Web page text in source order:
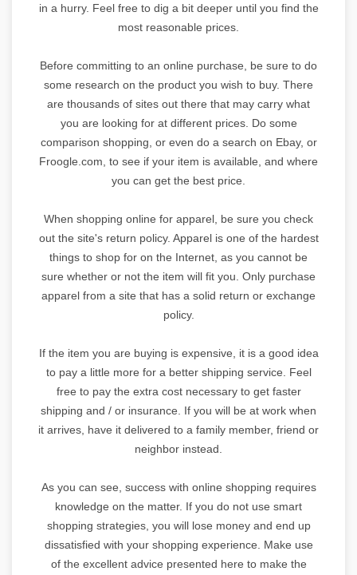
in a hurry. Feel free to dig a bit deeper until you find the
most reasonable prices.
Before committing to an online purchase, be sure to do
some research on the product you wish to buy. There
are thousands of sites out there that may carry what
you are looking for at different prices. Do some
comparison shopping, or even do a search on Ebay, or
Froogle.com, to see if your item is available, and where
you can get the best price.
When shopping online for apparel, be sure you check
out the site's return policy. Apparel is one of the hardest
things to shop for on the Internet, as you cannot be
sure whether or not the item will fit you. Only purchase
apparel from a site that has a solid return or exchange
policy.
If the item you are buying is expensive, it is a good idea
to pay a little more for a better shipping service. Feel
free to pay the extra cost necessary to get faster
shipping and / or insurance. If you will be at work when
it arrives, have it delivered to a family member, friend or
neighbor instead.
As you can see, success with online shopping requires
knowledge on the matter. If you do not use smart
shopping strategies, you will lose money and end up
dissatisfied with your shopping experience. Make use
of the excellent advice presented here to make the